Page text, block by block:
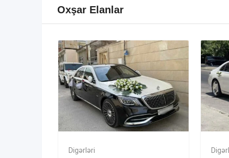
Oxşar Elanlar
Digərləri